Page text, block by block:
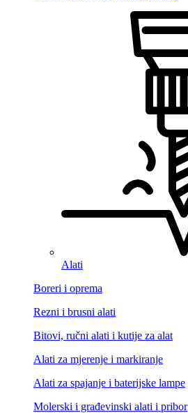
Alati
Boreri i oprema
Rezni i brusni alati
Bitovi, ručni alati i kutije za alat
Alati za mjerenje i markiranje
Alati za spajanje i baterijske lampe
Molerski i građevinski alati i pribor